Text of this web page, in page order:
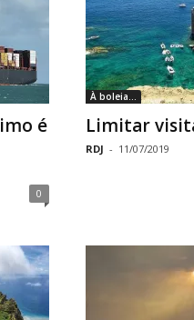
é
0
À boleia...
Limitar
RDJ - 11/07/2019